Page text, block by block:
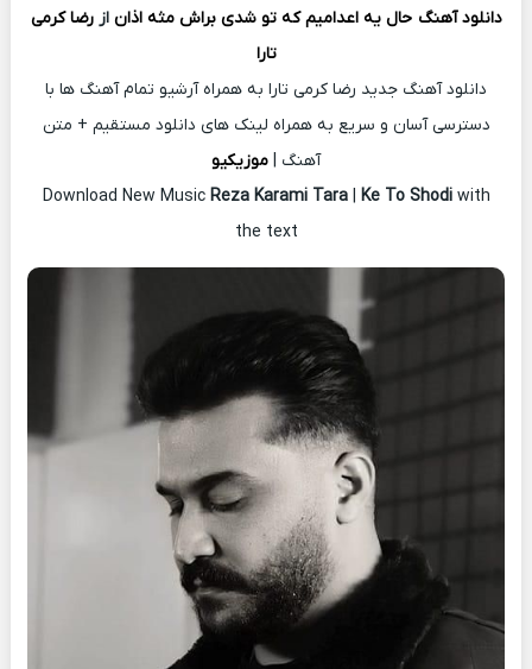
دانلود آهنگ ﺣﺎل ﻳﻪ اﻋﺪاﻣﻴﻢ ﻛﻪ ﺗﻮ ﺷﺪی ﺑﺮاش ﻣﺜﻪ اذان ازرضا کرمی
تارا
دانلود آهنگ جدید رضا کرمی تارا به همراه آرشیو تمام آهنگ ها با
دسترسی آسان و سریع به همراه لینک های دانلود مستقیم + متن
آهنگ | موزیکیو
Download New Music Reza Karami Tara| Ke To Shodi with
the text